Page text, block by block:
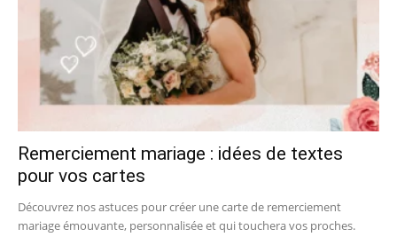
Remerciement mariage : idées de textes
pour vos cartes
Découvrez nos astuces pour créer une carte de remerciement
mariage émouvante, personnalisée et qui touchera vos proches.